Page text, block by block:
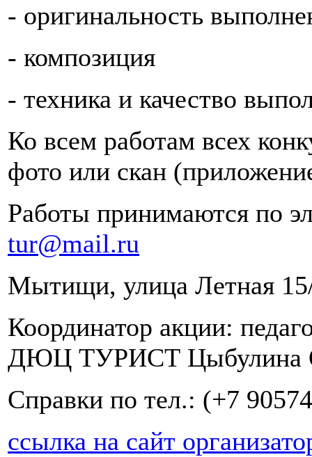
- оригинальность
- композиция
- техника и качество
Ко всем работам всех
фото или скан
Работы принимаются по
tur@mail.ru
Мытищи, улица Летная
Координатор акции:
ДЮЦ ТУРИСТ Цыбулина
Справки по тел.: (+7
ссылка на сайт